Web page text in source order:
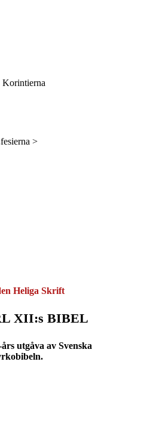
Korintierna
>
Heliga Skrift
XII:s BIBEL
utgåva av Svenska